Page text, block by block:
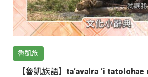
魯凱族
【魯凱族語】ta‘avalra ‘i